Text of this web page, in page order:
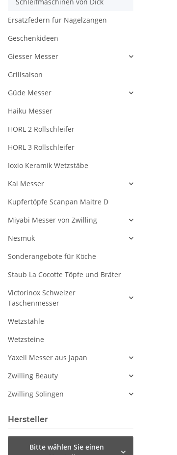
Seiten
Seiten poliert,
Diamant-
Ersatzfedern für Nagelzangen
Geschenkideen
Giesser Messer
Grillsaison
Güde Messer
Haiku Messer
HORL 2 Rollschleifer
HORL 3 Rollschleifer
Ioxio Keramik Wetzstäbe
Kai Messer
Kupfertöpfe Scanpan Maitre D
Miyabi Messer von Zwilling
Nesmuk
Sonderangebote für Köche
Staub La Cocotte Töpfe und Bräter
Victorinox Schweizer
Taschenmesser
Wetzstähle
Wetzsteine
Yaxell Messer aus Japan
Zwilling Beauty
Zwilling Solingen
Hersteller
Bitte wählen Sie einen